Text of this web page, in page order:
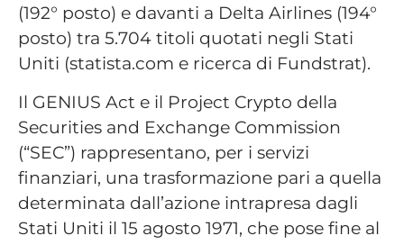
(192° posto) e davanti a Delta Airlines (194°
posto) tra 5.704 titoli quotati negli Stati
Uniti (statista.com e ricerca di Fundstrat).
Il GENIUS Act e il Project Crypto della
Securities and Exchange Commission
(“SEC”) rappresentano, per i servizi
finanziari, una trasformazione pari a quella
determinata dall’azione intrapresa dagli
Stati Uniti il 15 agosto 1971, che pose fine al